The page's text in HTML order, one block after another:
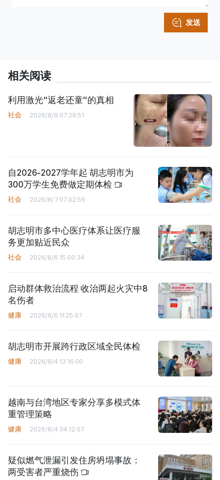
发送
相关阅读
利用激光“返老还童”的真相
社会 2026/8/9 07:29:51
自2026-2027学年起 胡志明市为
300万学生免费做定期体检
社会 2026/8/7 07:02:55
胡志明市多中心医疗体系让医疗服
务更加贴近民众
社会 2026/8/6 15:00:34
启动群体救治流程 收治两起火灾中8
名伤者
健康 2026/8/6 11:25:07
胡志明市开展跨行政区域全民体检
健康 2026/8/4 13:16:00
越南与台湾地区专家分享多模式体
重管理策略
健康 2026/8/4 04:12:07
疑似燃气泄漏引发住房坍塌事故：
两受害者严重烧伤